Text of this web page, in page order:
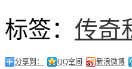
标签： 传奇
分享到： QQ空间 新浪微博